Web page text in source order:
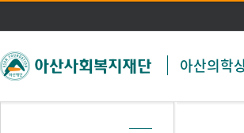
주메뉴 바로가기
본문 바로가기
아산의학